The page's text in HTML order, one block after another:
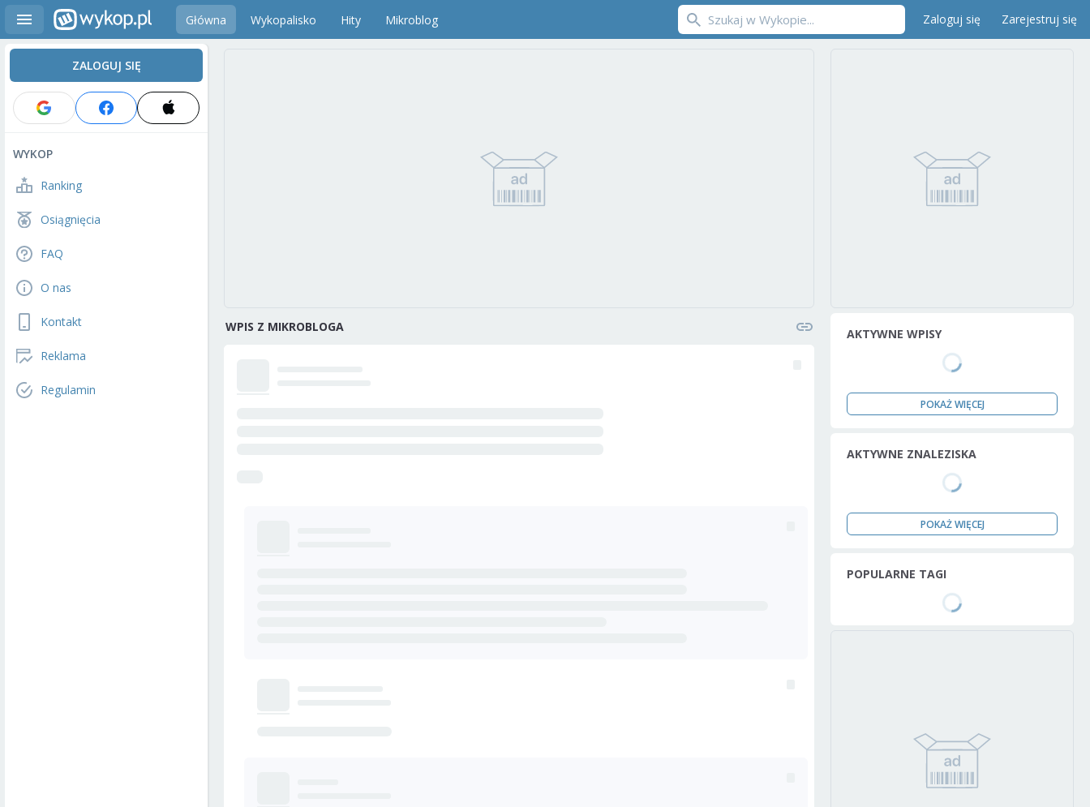
Główna Wykopalisko Hity Mikroblog Zaloguj się Zarejestruj się
ZALOGUJ SIĘ
WYKOP
Ranking
Osiągnięcia
FAQ
O nas
Kontakt
Reklama
Regulamin
WPIS Z MIKROBLOGA AKTYWNE WPISY
POKAŻ WIĘCEJ
AKTYWNE ZNALEZISKA
POKAŻ WIĘCEJ
POPULARNE TAGI